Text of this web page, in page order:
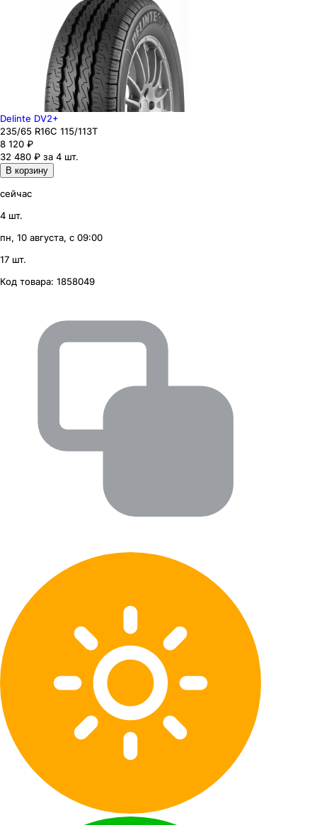
Delinte DV2+
235/65 R16C 115/113T
8 120 ₽
32 480 ₽ за 4 шт.
В корзину
сейчас
4 шт.
пн, 10 августа, с 09:00
17 шт.
Код товара: 1858049